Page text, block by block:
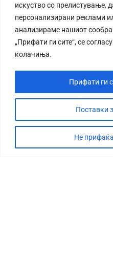
искуство со прелистување,
персонализирани реклами
анализираме нашиот
„Прифати ги сите“, се
колачиња.
Поставки
Не
Прифати ги